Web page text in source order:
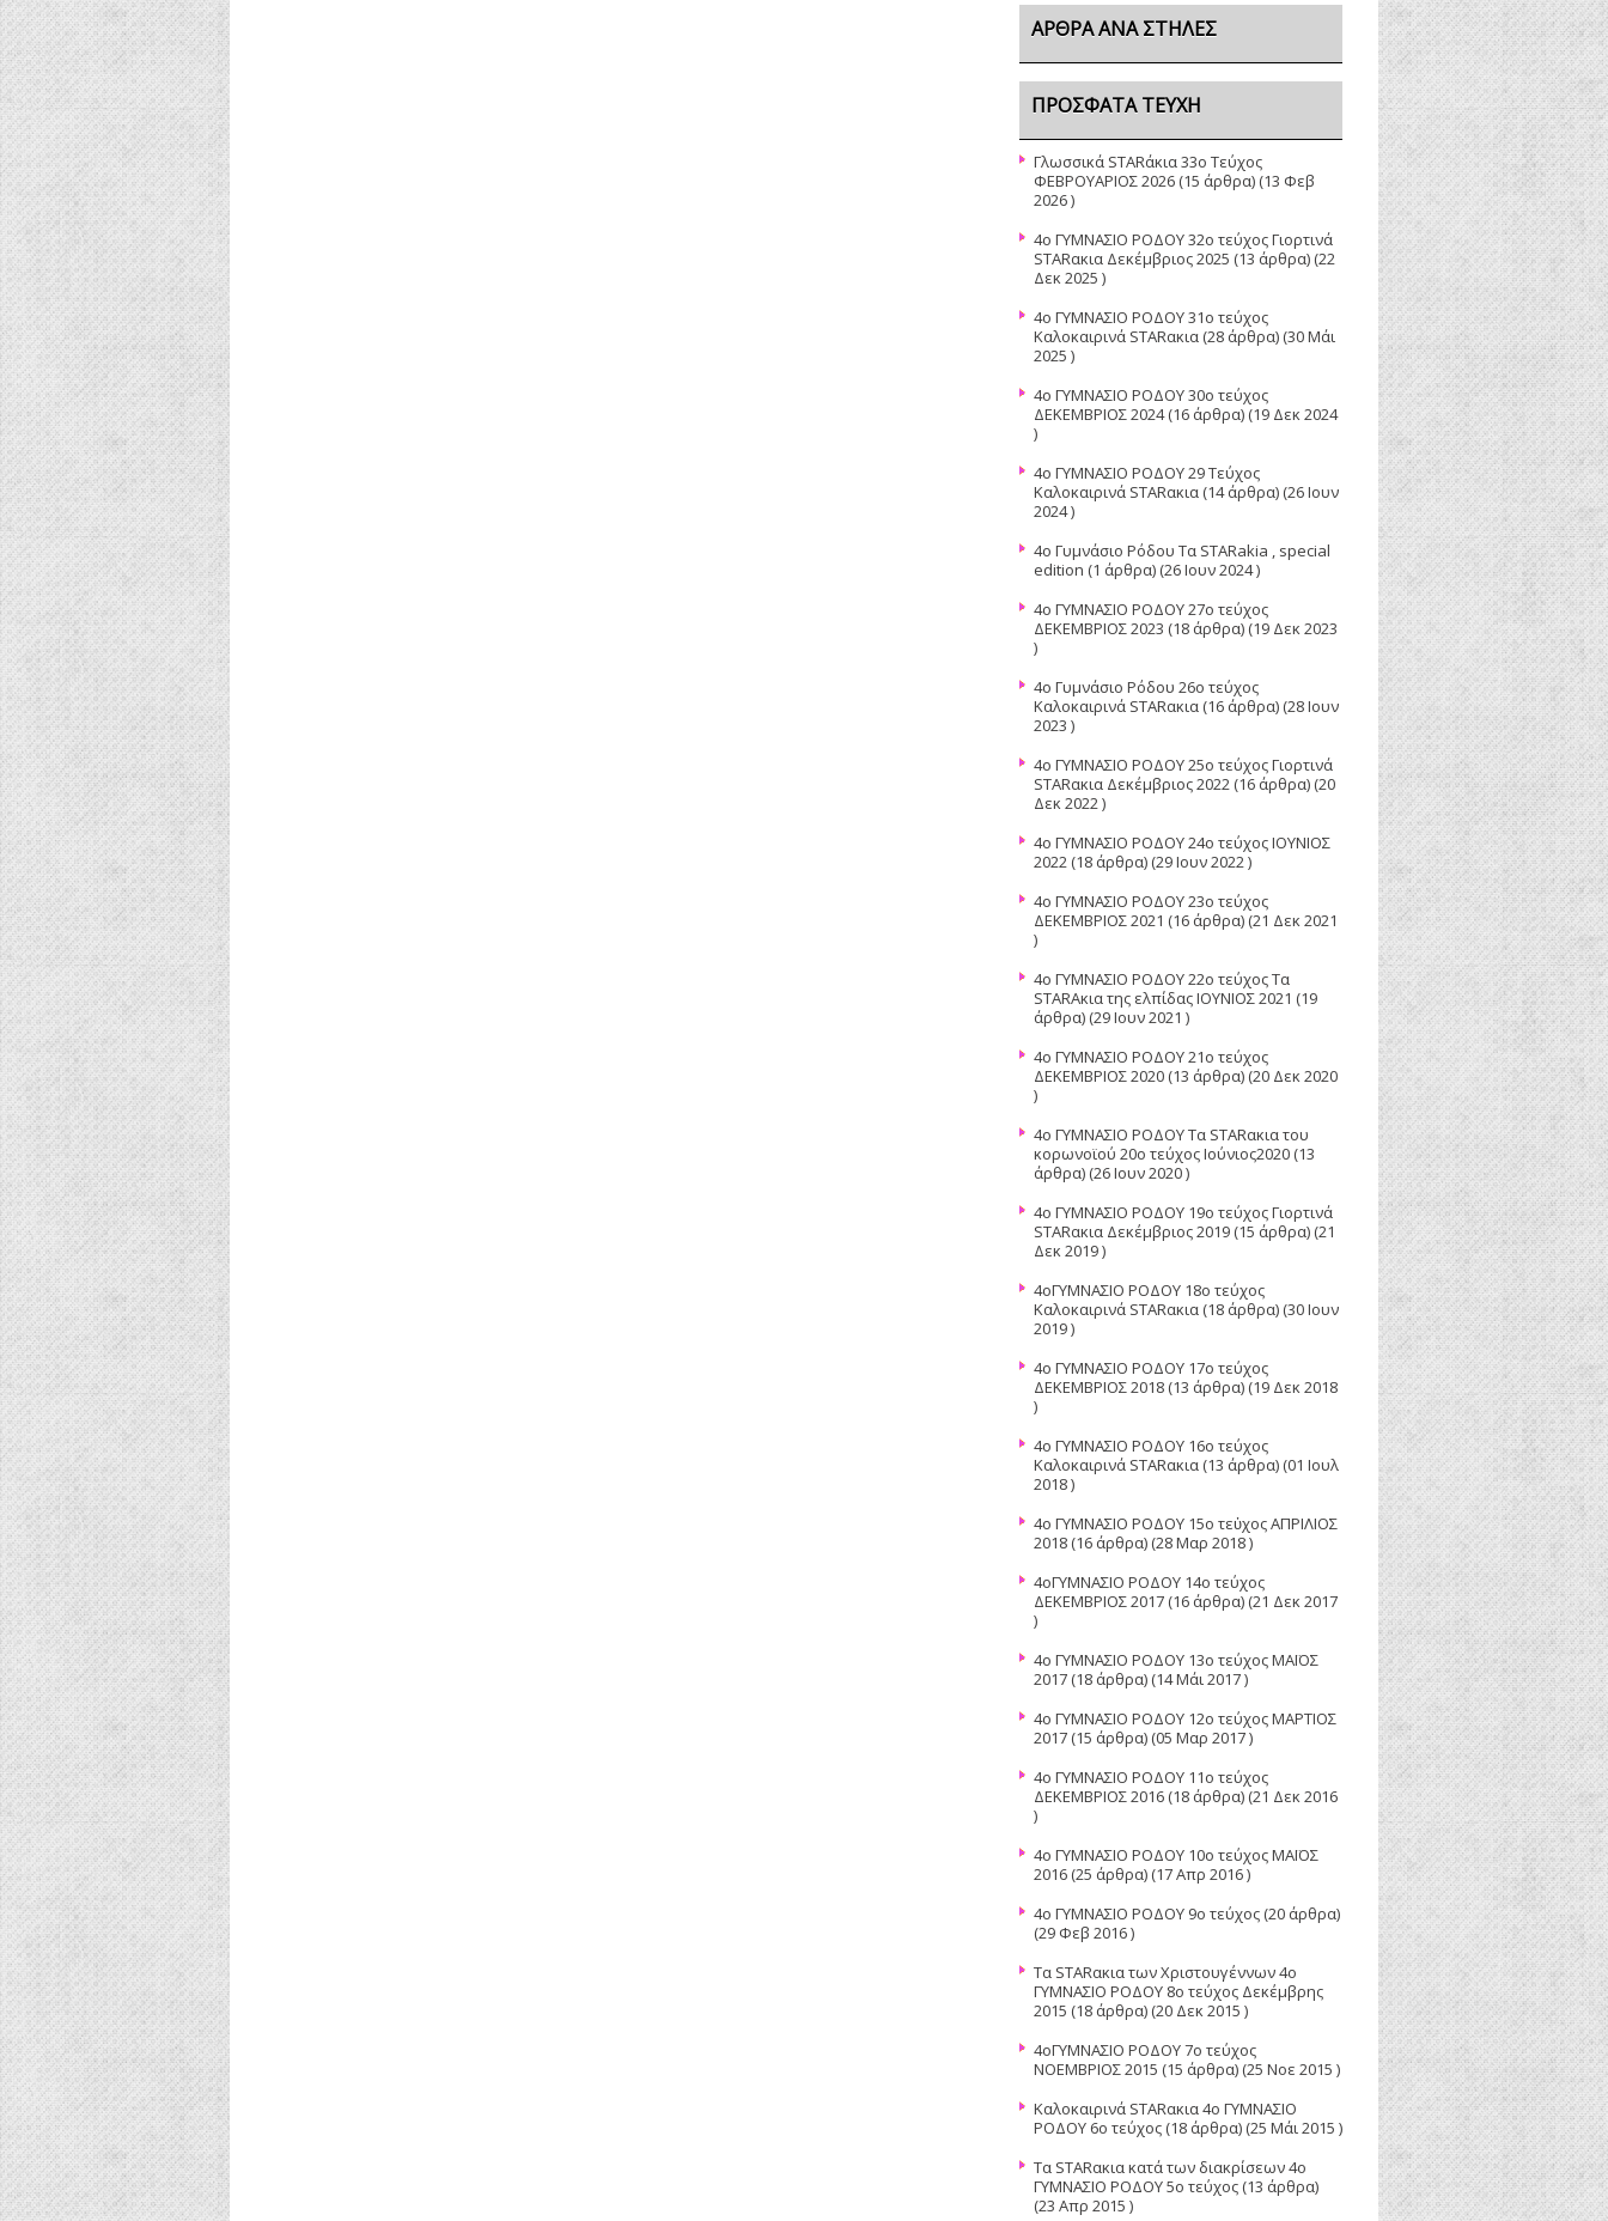
ΆΡΘΡΑ ΑΝΆ ΣΤΉΛΕΣ
ΠΡΌΣΦΑΤΑ ΤΕΎΧΗ
Γλωσσικά STARάκια 33o Τεύχος
ΦΕΒΡΟΥΑΡΙΟΣ 2026 (15 άρθρα) (13 Φεβ
2026 )
4ο ΓΥΜΝΑΣΙΟ ΡΟΔΟΥ 32ο τεύχος Γιορτινά
STARακια Δεκέμβριος 2025 (13 άρθρα) (22
Δεκ 2025 )
4ο ΓΥΜΝΑΣΙΟ ΡΟΔΟΥ 31ο τεύχος
Καλοκαιρινά STARακια (28 άρθρα) (30 Μάι
2025 )
4o ΓΥΜΝΑΣΙΟ ΡΟΔΟΥ 30ο τεύχος
ΔΕΚΕΜΒΡΙΟΣ 2024(16 άρθρα) (19 Δεκ 2024
)
4o ΓΥΜΝΑΣΙΟ ΡΟΔΟΥ 29 Τεύχος
Καλοκαιρινά STARακια (14 άρθρα) (26 Ιουν
2024 )
4ο Γυμνάσιο Ρόδου Τα STARakia , special
edition (1 άρθρα) (26 Ιουν 2024 )
4o ΓΥΜΝΑΣΙΟ ΡΟΔΟΥ 27ο τεύχος
ΔΕΚΕΜΒΡΙΟΣ 2023 (18 άρθρα) (19 Δεκ 2023
)
4o Γυμνάσιο Ρόδου 26ο τεύχος
Καλοκαιρινά STARακια (16 άρθρα) (28 Ιουν
2023 )
4o ΓΥΜΝΑΣΙΟ ΡΟΔΟΥ 25o τεύχος Γιορτινά
STARακια Δεκέμβριος 2022 (16 άρθρα) (20
Δεκ 2022 )
4o ΓΥΜΝΑΣΙΟ ΡΟΔΟΥ 24ο τεύχος ΙΟΥΝΙΟΣ
2022 (18 άρθρα) (29 Ιουν 2022 )
4o ΓΥΜΝΑΣΙΟ ΡΟΔΟΥ 23ο τεύχος
ΔΕΚΕΜΒΡΙΟΣ 2021 (16 άρθρα) (21 Δεκ 2021
)
4ο ΓΥΜΝΑΣΙΟ ΡΟΔΟΥ 22ο τεύχος Τα
STARAκια της ελπίδας ΙΟΥΝΙΟΣ 2021 (19
άρθρα) (29 Ιουν 2021 )
4ο ΓΥΜΝΑΣΙΟ ΡΟΔΟΥ 21ο τεύχος
ΔΕΚΕΜΒΡΙΟΣ 2020 (13 άρθρα) (20 Δεκ 2020
)
4ο ΓΥΜΝΑΣΙΟ ΡΟΔΟΥ Τα STARακια του
κορωνοϊού 20ο τεύχος Ιούνιος2020 (13
άρθρα) (26 Ιουν 2020 )
4o ΓΥΜΝΑΣΙΟ ΡΟΔΟΥ 19ο τεύχος Γιορτινά
STARακια Δεκέμβριος 2019 (15 άρθρα) (21
Δεκ 2019 )
4oΓΥΜΝΑΣΙΟ ΡΟΔΟΥ 18ο τεύχος
Καλοκαιρινά STARακια (18 άρθρα) (30 Ιουν
2019 )
4ο ΓΥΜΝΑΣΙΟ ΡΟΔΟΥ 17ο τεύχος
ΔΕΚΕΜΒΡΙΟΣ 2018 (13 άρθρα) (19 Δεκ 2018
)
4o ΓΥΜΝΑΣΙΟ ΡΟΔΟΥ 16ο τεύχος
Καλοκαιρινά STARακια (13 άρθρα) (01 Ιουλ
2018 )
4o ΓΥΜΝΑΣΙΟ ΡΟΔΟΥ 15ο τεὐχος ΑΠΡΙΛΙΟΣ
2018 (16 άρθρα) (28 Μαρ 2018 )
4οΓΥΜΝΑΣΙΟ ΡΟΔΟΥ 14ο τεύχος
ΔΕΚΕΜΒΡΙΟΣ 2017 (16 άρθρα) (21 Δεκ 2017
)
4ο ΓΥΜΝΑΣΙΟ ΡΟΔΟΥ 13ο τεύχος ΜΑΪΟΣ
2017 (18 άρθρα) (14 Μάι 2017 )
4ο ΓΥΜΝΑΣΙΟ ΡΟΔΟΥ 12ο τεύχος ΜΑΡΤΙΟΣ
2017 (15 άρθρα) (05 Μαρ 2017 )
4ο ΓΥΜΝΑΣΙΟ ΡΟΔΟΥ 11ο τεύχος
ΔΕΚΕΜΒΡΙΟΣ 2016 (18 άρθρα) (21 Δεκ 2016
)
4ο ΓΥΜΝΑΣΙΟ ΡΟΔΟΥ 10ο τεύχος ΜΑΪΟΣ
2016 (25 άρθρα) (17 Απρ 2016 )
4ο ΓΥΜΝΑΣΙΟ ΡΟΔΟΥ 9ο τεύχος (20 άρθρα)
(29 Φεβ 2016 )
Τα STARακια των Χριστουγέννων 4ο
ΓΥΜΝΑΣΙΟ ΡΟΔΟΥ 8ο τεύχος Δεκέμβρης
2015 (18 άρθρα) (20 Δεκ 2015 )
4οΓΥΜΝΑΣΙΟ ΡΟΔΟΥ 7ο τεύχος
ΝΟΕΜΒΡΙΟΣ 2015 (15 άρθρα) (25 Νοε 2015 )
Καλοκαιρινά STARακια 4ο ΓΥΜΝΑΣΙΟ
ΡΟΔΟΥ 6ο τεύχος (18 άρθρα) (25 Μάι 2015 )
Τα STARακια κατά των διακρίσεων 4ο
ΓΥΜΝΑΣΙΟ ΡΟΔΟΥ 5o τεύχος (13 άρθρα)
(23 Απρ 2015 )